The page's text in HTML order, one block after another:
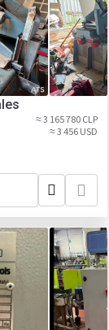
≈ 3 165 780 CLP
≈ 3 456 USD